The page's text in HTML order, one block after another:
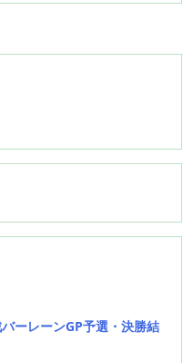
ーレーンGP予選・決勝結